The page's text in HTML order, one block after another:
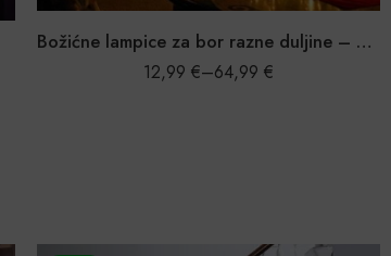
Božićne lampice za bor razne duljine – vodootporno
12,99 €–64,99 €